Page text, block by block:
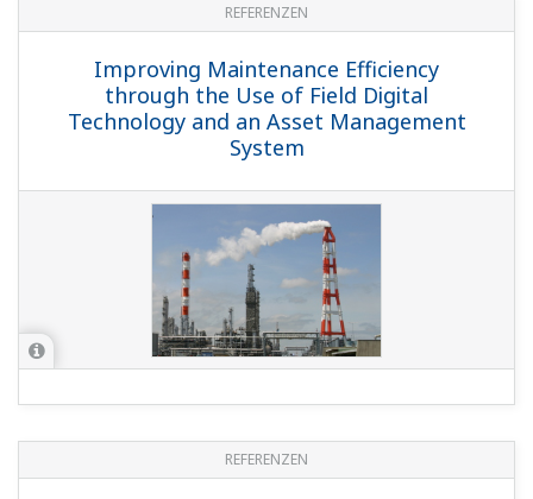
REFERENZEN
Improving Maintenance Efficiency
through the Use of Field Digital
Technology and an Asset Management
System
REFERENZEN